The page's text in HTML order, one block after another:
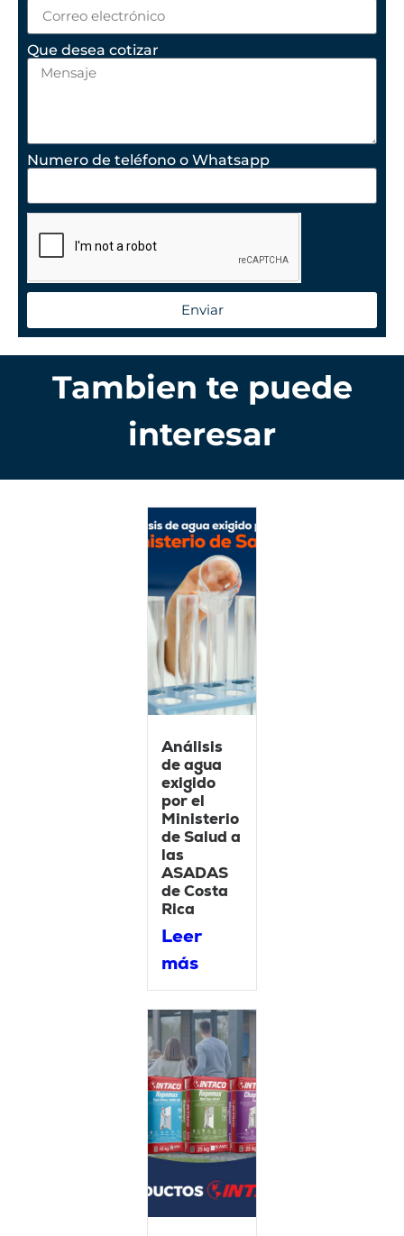
Que desea cotizar
Numero de teléfono o Whatsapp
Enviar
Tambien te puede
interesar
Análisis
de agua
exigido
por el
Ministerio
de Salud a
las
ASADAS
de Costa
Rica
Leer
más